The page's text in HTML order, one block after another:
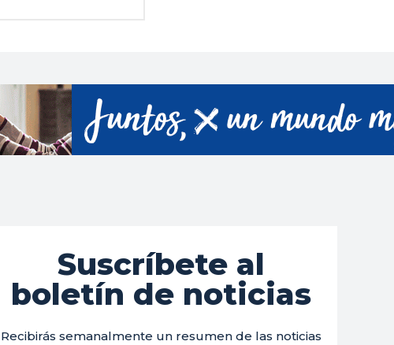
Suscríbete al
boletín de noticias
Recibirás semanalmente un resumen de las noticias